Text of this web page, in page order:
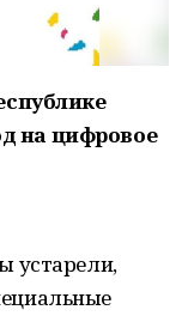
на цифровое
устарели,